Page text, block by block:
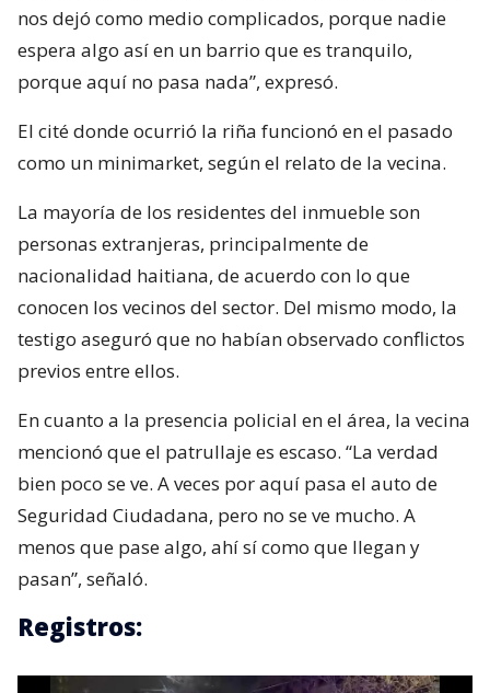
nos dejó como medio complicados, porque nadie
espera algo así en un barrio que es tranquilo,
porque aquí no pasa nada”, expresó.
El cité donde ocurrió la riña funcionó en el pasado
como un minimarket, según el relato de la vecina.
La mayoría de los residentes del inmueble son
personas extranjeras, principalmente de
nacionalidad haitiana, de acuerdo con lo que
conocen los vecinos del sector. Del mismo modo, la
testigo aseguró que no habían observado conflictos
previos entre ellos.
En cuanto a la presencia policial en el área, la vecina
mencionó que el patrullaje es escaso. “La verdad
bien poco se ve. A veces por aquí pasa el auto de
Seguridad Ciudadana, pero no se ve mucho. A
menos que pase algo, ahí sí como que llegan y
pasan”, señaló.
Registros: